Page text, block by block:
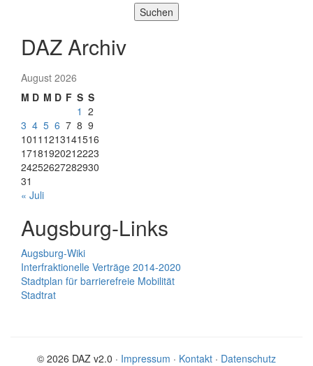
Suchen
DAZ Archiv
August 2026
M D M D F S S
1 2
3 4 5 6 7 8 9
1011 1213141516
17181920212223
24252627282930
31
« Juli
Augsburg-Links
Augsburg-Wiki
Interfraktionelle Verträge 2014-2020
Stadtplan für barrierefreie Mobilität
Stadtrat
© 2026 DAZ v2.0 · Impressum · Kontakt · Datenschutz